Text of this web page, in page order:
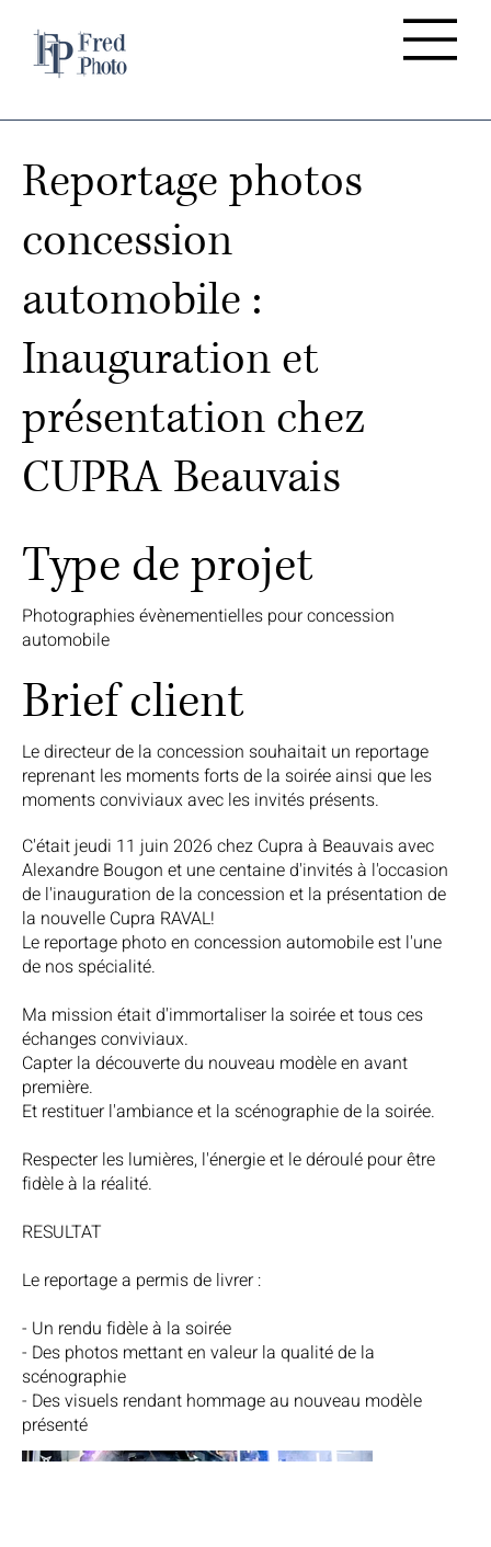
Reportage photos
concession
automobile :
Inauguration et
présentation chez
CUPRA Beauvais
Type de projet
Photographies évènementielles pour concession
automobile
Brief client
Le directeur de la concession souhaitait un reportage
reprenant les moments forts de la soirée ainsi que les
moments conviviaux avec les invités présents.
C'était jeudi 11 juin 2026 chez Cupra à Beauvais avec
Alexandre Bougon et une centaine d'invités à l'occasion
de l'inauguration de la concession et la présentation de
la nouvelle Cupra RAVAL!
Le reportage photo en concession automobile est l'une
de nos spécialité.
Ma mission était d'immortaliser la soirée et tous ces
échanges conviviaux.
Capter la découverte du nouveau modèle en avant
première.
Et restituer l'ambiance et la scénographie de la soirée.
Respecter les lumières, l'énergie et le déroulé pour être
fidèle à la réalité.
RESULTAT
Le reportage a permis de livrer :
- Un rendu fidèle à la soirée
- Des photos mettant en valeur la qualité de la
scénographie
- Des visuels rendant hommage au nouveau modèle
présenté